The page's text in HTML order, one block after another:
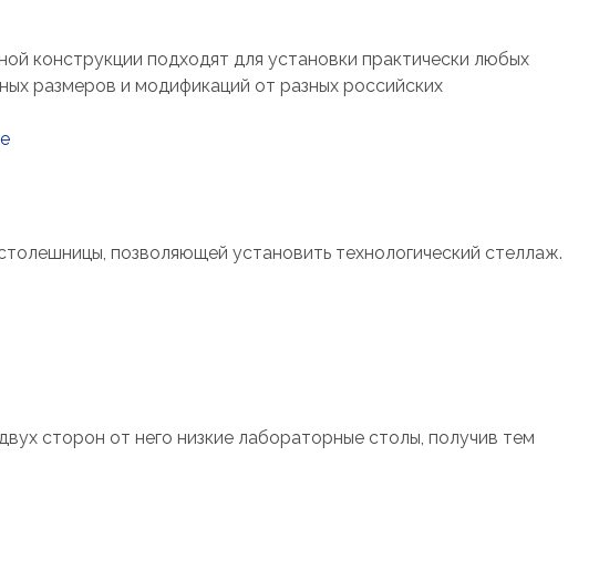
конструкции подходят для установки практически любых
размеров и модификаций от разных российских
позволяющей установить технологический стеллаж.
сторон от него низкие лабораторные столы, получив тем